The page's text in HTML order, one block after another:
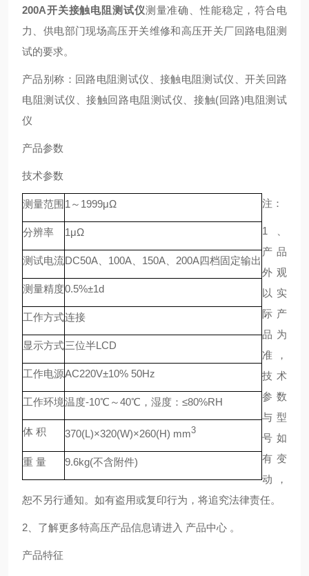
200A开关接触电阻测试仪测量准确、性能稳定，符合电
力、供电部门现场高压开关维修和高压开关厂回路电阻测
试的要求。
产品别称：回路电阻测试仪、接触电阻测试仪、开关回路
电阻测试仪、接触回路电阻测试仪、接触(回路)电阻测试
仪
产品参数
技术参数
测量范围 1～1999μΩ
分辨率 1μΩ
测试电流DC50A、100A、150A、200A四档固定输出
测量精度0.5%±1d
工作方式连接
显示方式三位半LCD
工作电源AC220V±10% 50Hz
工作环境温度-10℃～40℃，湿度：≤80%RH
体 积 370(L)×320(W)×260(H) mm3
重 量 9.6kg(不含附件)
注：
1、
产品
外观
以实
际产
品为
准，
技术
参数
与型
号如
有变
动，
恕不另行通知。如有盗用或复印行为，将追究法律责任。
2、了解更多特高压产品信息请进入 产品中心 。
产品特征